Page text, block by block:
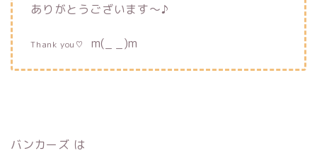
ありがとうございます〜♪
Thank you♡ m(_ _)m
バンカーズ は